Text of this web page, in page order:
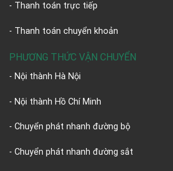
- Thanh toán trực tiếp
- Thanh toán chuyển khoản
PHƯƠNG THỨC VẬN CHUYỂN
- Nội thành Hà Nội
- Nội thành Hồ Chí Minh
- Chuyển phát nhanh đường bộ
- Chuyển phát nhanh đường sắt